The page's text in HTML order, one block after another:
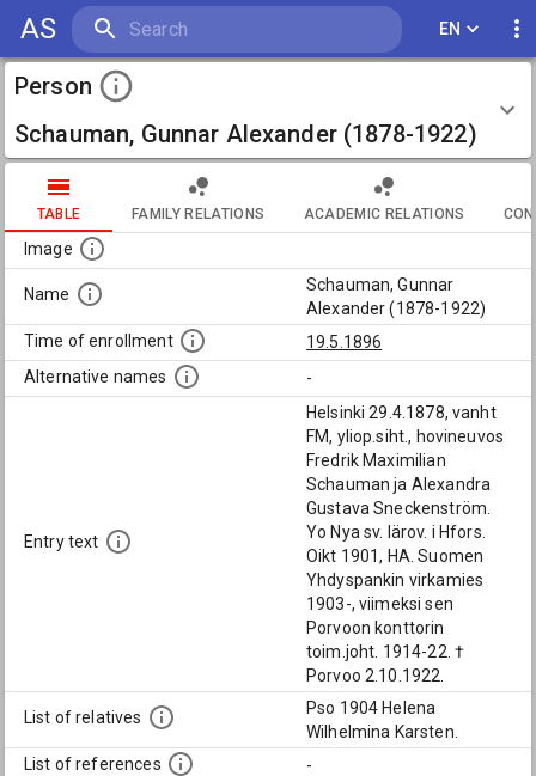
AS EN
Person
Schauman, Gunnar Alexander (1878-1922)
TABLE FAMILY RELATIONS ACADEMIC RELATIONS
Image
Name
Schauman, Gunnar
Alexander (1878-1922)
Time of enrollment
19.5.1896
Alternative names
-
Entry text
Helsinki 29.4.1878, vanht
FM, yliop.siht., hovineuvos
Fredrik Maximilian
Schauman ja Alexandra
Gustava Sneckenström.
Yo Nya sv. lärov. i Hfors.
Oikt 1901, HA. Suomen
Yhdyspankin virkamies
1903-, viimeksi sen
Porvoon konttorin
toim.joht. 1914-22. †
Porvoo 2.10.1922.
List of relatives
Pso 1904 Helena
Wilhelmina Karsten.
List of references
-